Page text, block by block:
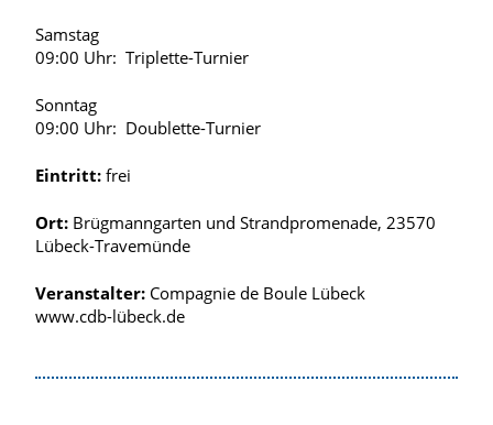
Samstag
09:00 Uhr: Triplette-Turnier
Sonntag
09:00 Uhr: Doublette-Turnier
Eintritt: frei
Ort: Brügmanngarten und Strandpromenade, 23570
Lübeck-Travemünde
Veranstalter: Compagnie de Boule Lübeck
www.cdb-lübeck.de